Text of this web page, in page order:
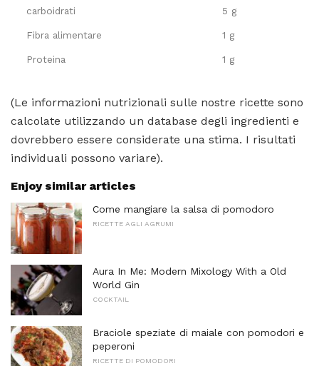
carboidrati 5 g
Fibra alimentare 1 g
Proteina 1 g
(Le informazioni nutrizionali sulle nostre ricette sono
calcolate utilizzando un database degli ingredienti e
dovrebbero essere considerate una stima. I risultati
individuali possono variare).
Enjoy similar articles
Come mangiare la salsa di pomodoro
RICETTE AGLI AGRUMI
Aura In Me: Modern Mixology With a Old
World Gin
COCKTAIL
Braciole speziate di maiale con pomodori e
peperoni
RICETTE DI POMODORI